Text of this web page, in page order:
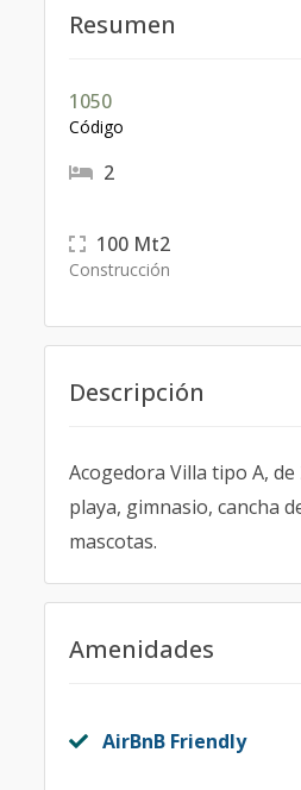
Resumen
1050
Código
2
100 Mt2
Construcción
Descripción
Acogedora Villa tipo A,
playa, gimnasio, cancha
mascotas.
Amenidades
AirBnB Friendly